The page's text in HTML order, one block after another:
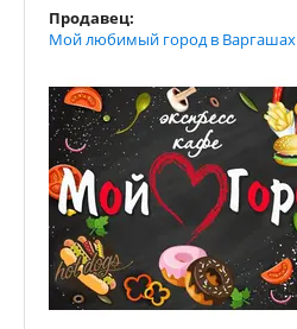
Продавец:
Мой любимый город в Варгашах